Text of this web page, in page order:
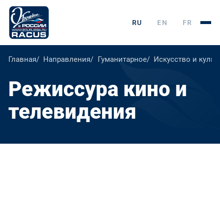
RU EN FR
Главная Направления Гуманитарное Искусство и
Режиссура кино и
телевидения